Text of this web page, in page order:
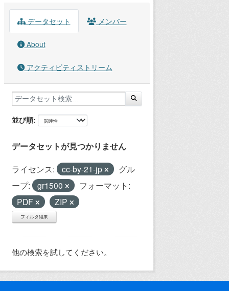
データセット メンバー
About
アクティビティストリーム
並び順
データセットが見つかりません
ライセンス: cc-by-21-jp
グル
ープ:
gr1500
フォーマット:
PDF
ZIP
フィルタ結果
他の検索を試してください。